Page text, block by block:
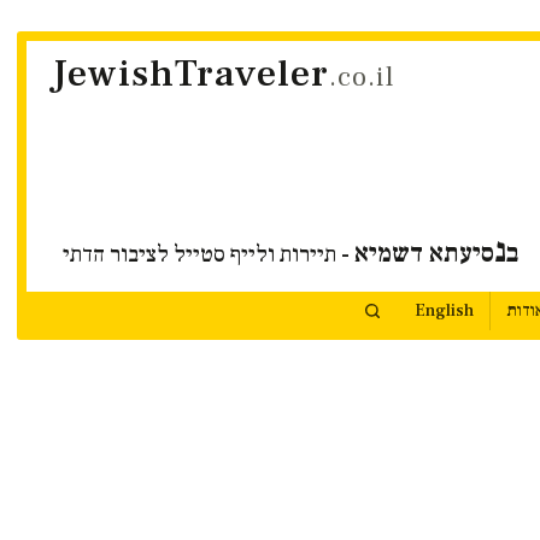
JewishTraveler.co.il
בנסיעתא דשמיא - תיירות ולייף סטייל לציבור הדתי
English